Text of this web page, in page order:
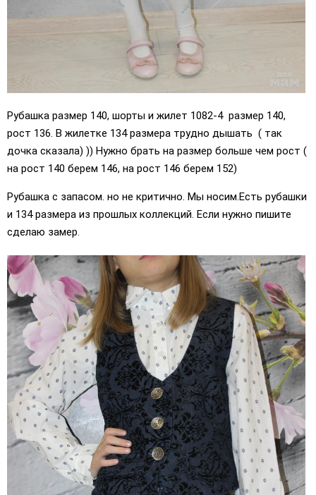
Рубашка размер 140, шорты и жилет 1082-4 размер 140,
рост 136. В жилетке 134 размера трудно дышать ( так
дочка сказала) )) Нужно брать на размер больше чем рост (
на рост 140 берем 146, на рост 146 берем 152)
Рубашка с запасом. но не критично. Мы носим.Есть рубашки
и 134 размера из прошлых коллекций. Если нужно пишите
сделаю замер.